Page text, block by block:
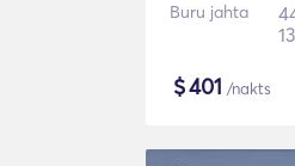
Buru jahta
$401 /nakts